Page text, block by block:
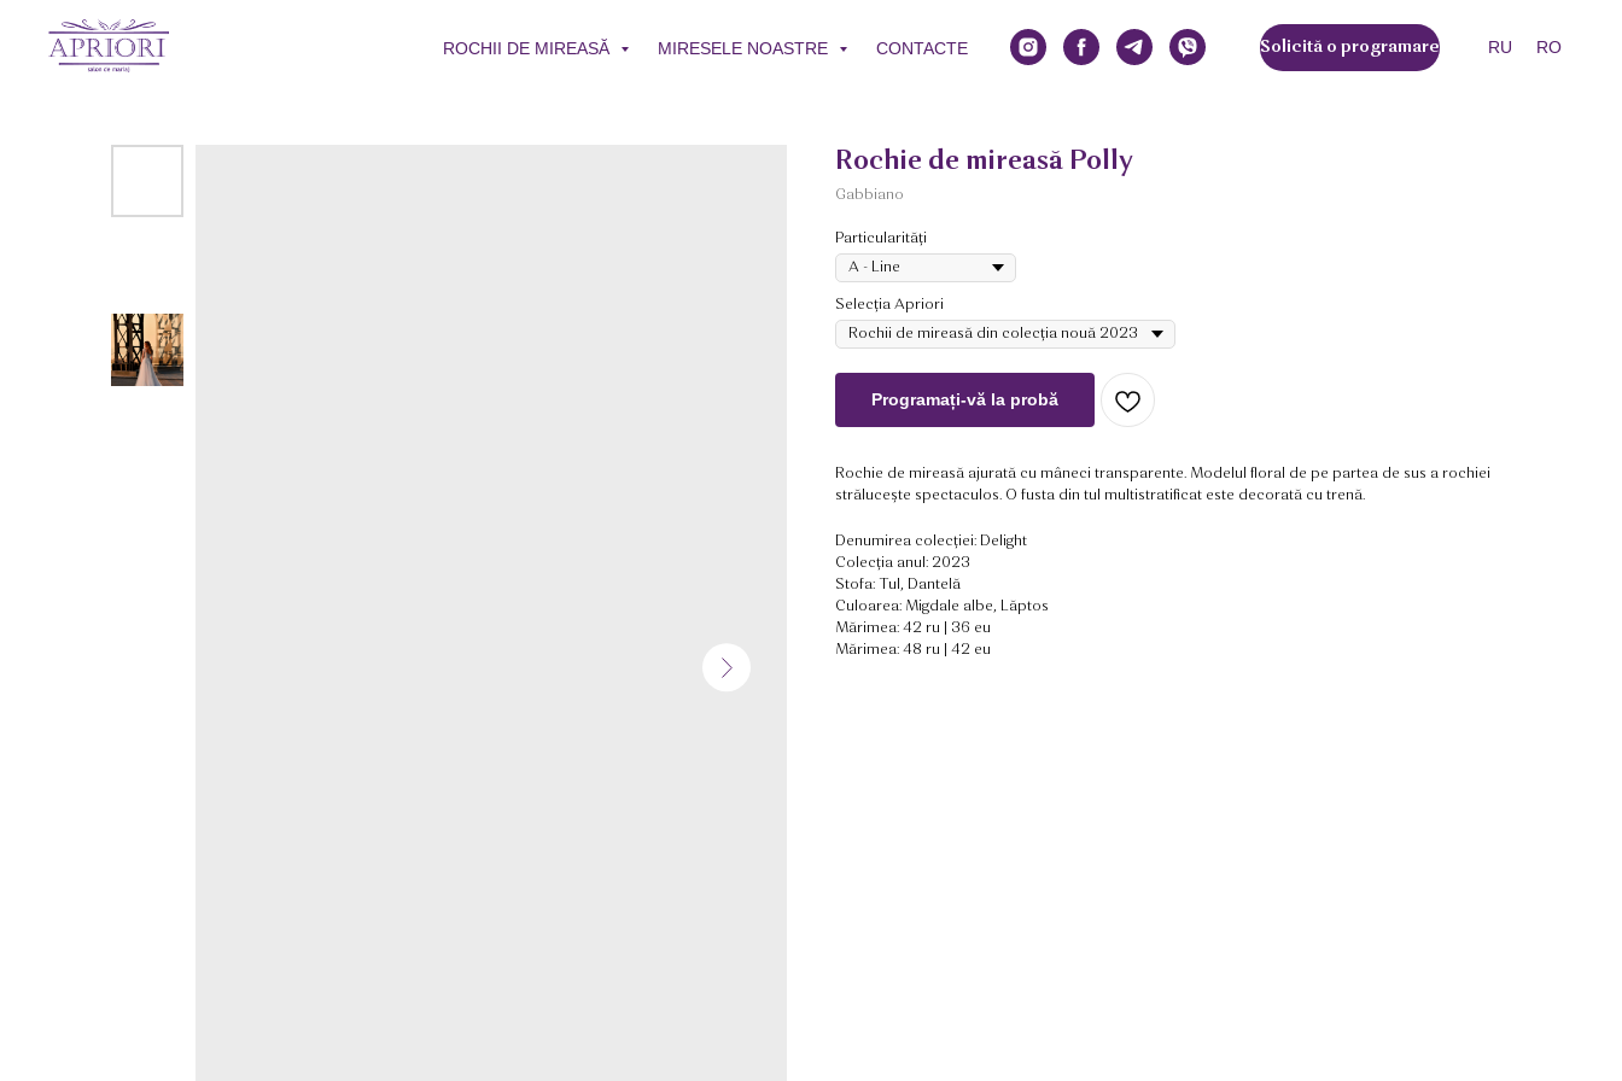
ROCHII DE MIREASĂ MIRESELE NOASTRE CONTACTE Solicită o programare RU RO
Rochie de mireasă Polly
Gabbiano
Particularități
Selecția Apriori
Programați-vă la probă
Rochie de mireasă ajurată cu mâneci transparente. Modelul floral de pe partea de sus a rochiei
strălucește spectaculos. O fusta din tul multistratificat este decorată cu trenă.
Denumirea colecției: Delight
Colecția anul: 2023
Stofa: Tul, Dantelă
Culoarea: Migdale albe, Lăptos
Mărimea: 42 ru | 36 eu
Mărimea: 48 ru | 42 eu